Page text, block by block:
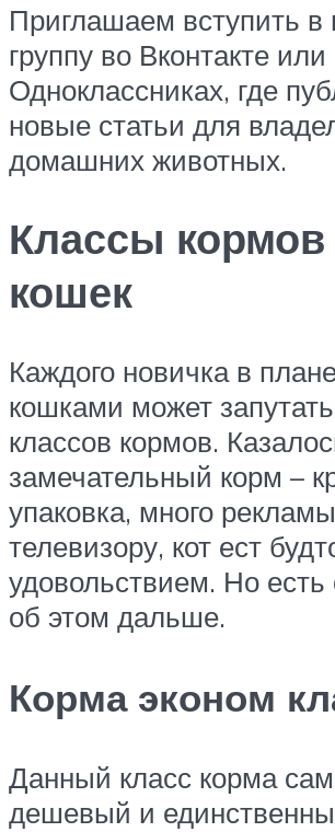
Приглашаем вступить
группу во Вконтакте или
Одноклассниках, где
новые статьи для
домашних животных.
Классы
кошек
Каждого новичка в
кошками может
классов кормов.
замечательный корм –
упаковка, много
телевизору, кот ест
удовольствием. Но есть
об этом дальше.
Корма эконом
Данный класс корма
дешевый и